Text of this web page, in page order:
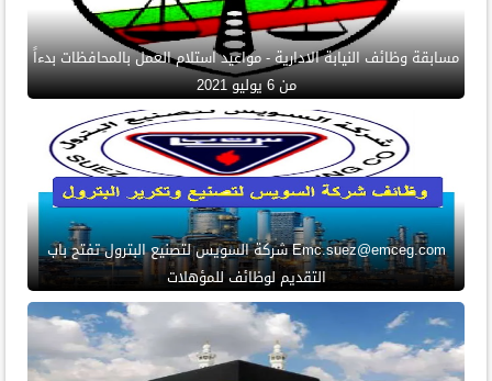
مسابقة وظائف النيابة الادارية - مواعيد استلام العمل بالمحافظات بدءاً
من 6 يوليو 2021
Emc.suez@emceg.com شركة السويس لتصنيع البترول تفتح باب
التقديم لوظائف للمؤهلات